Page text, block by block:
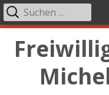
Primäres
Menü